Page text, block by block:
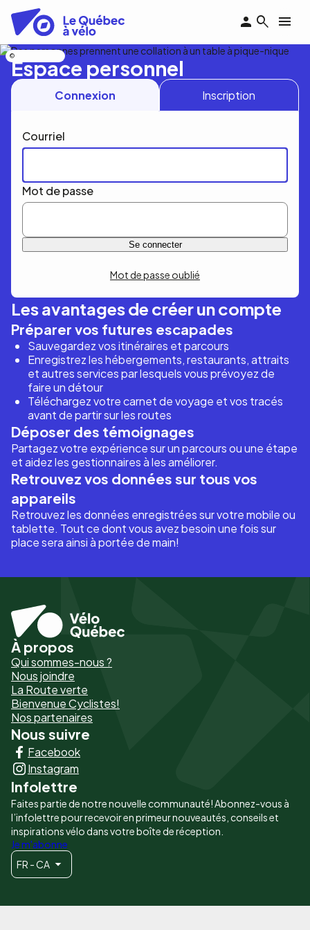
contenu
principal
Espace personnel
Connexion Inscription
Courriel
Mot de passe
Mot de passe oublié
Les avantages de créer un compte
Préparer vos futures escapades
Sauvegardez vos itinéraires et parcours
Enregistrez les hébergements, restaurants, attraits
et autres services par lesquels vous prévoyez de
faire un détour
Téléchargez votre carnet de voyage et vos tracés
avant de partir sur les routes
Déposer des témoignages
Partagez votre expérience sur un parcours ou une étape
et aidez les gestionnaires à les améliorer.
Retrouvez vos données sur tous vos
appareils
Retrouvez les données enregistrées sur votre mobile ou
tablette. Tout ce dont vous avez besoin une fois sur
place sera ainsi à portée de main!
Pied
de
page
-
Liens
principaux
À propos
Qui sommes-nous ?
Nous joindre
La Route verte
Bienvenue Cyclistes!
Nos partenaires
Nous suivre
Facebook
Instagram
Infolettre
Faites partie de notre nouvelle communauté! Abonnez-vous à
l’infolettre pour recevoir en primeur nouveautés, conseils et
inspirations vélo dans votre boîte de réception.
Je m'abonne
FR - CA